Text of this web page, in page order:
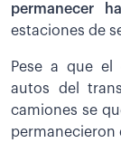
permanecer
estaciones de
Pese a que el
autos del
camiones se
permanecieron